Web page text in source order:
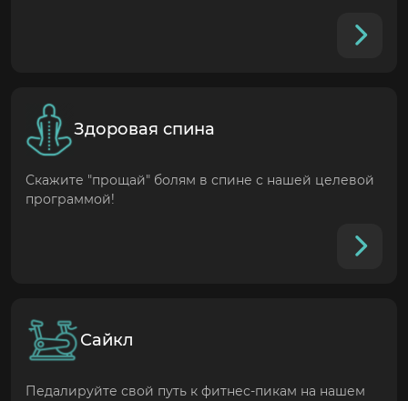
Здоровая спина
Скажите "прощай" болям в спине с нашей целевой
программой!
Сайкл
Педалируйте свой путь к фитнес-пикам на нашем